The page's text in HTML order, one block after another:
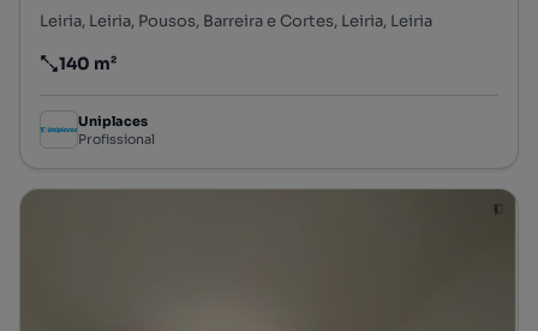
Leiria, Leiria, Pousos, Barreira e Cortes, Leiria, Leiria
Preço por metro quadrado
140 m²
Uniplaces
Profissional